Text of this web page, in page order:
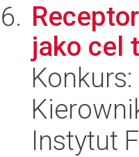
jako cel
Konkurs:
Instytut